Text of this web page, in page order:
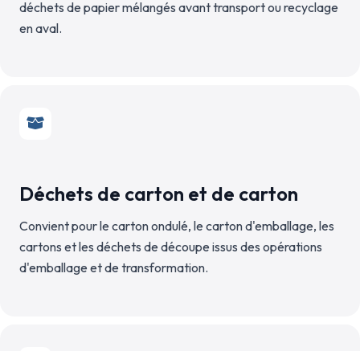
déchets de papier mélangés avant transport ou recyclage
en aval.
Déchets de carton et de carton
Convient pour le carton ondulé, le carton d'emballage, les
cartons et les déchets de découpe issus des opérations
d'emballage et de transformation.